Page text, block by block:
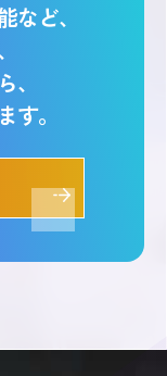
など、
す。